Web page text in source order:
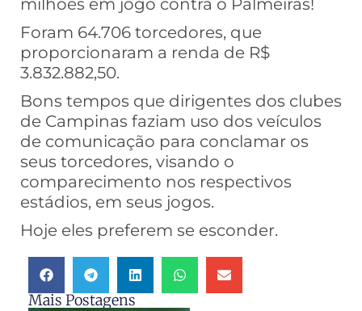
milhões em jogo contra o Palmeiras!
Foram 64.706 torcedores, que
proporcionaram a renda de R$
3.832.882,50.
Bons tempos que dirigentes dos clubes
de Campinas faziam uso dos veículos
de comunicação para conclamar os
seus torcedores, visando o
comparecimento nos respectivos
estádios, em seus jogos.
Hoje eles preferem se esconder.
Mais Postagens